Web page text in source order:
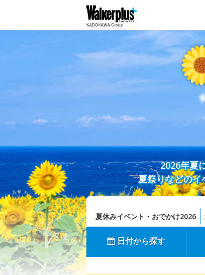
2026年夏
夏祭りなどのイ
夏休みイベント・おでかけ2026
日付から探す